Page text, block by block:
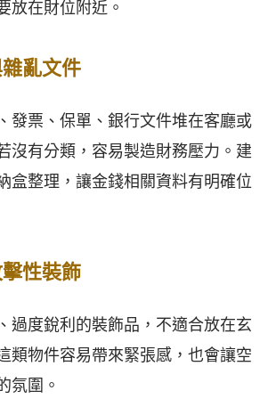
放在財位附近。
亂文件
發票、保單、銀行文件堆在客廳或
沒有分類，容易製造財務壓力。建
盒整理，讓金錢相關資料有明確位
性裝飾
過度銳利的裝飾品，不適合放在玄
類物件容易帶來緊張感，也會讓空
氛圍。